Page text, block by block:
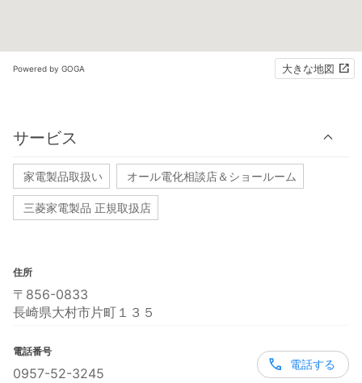
Powered by GOGA 大きな地図
サービス
家電製品取扱い オール電化相談店＆ショールーム
三菱家電製品 正規取扱店
住所
〒856-0833
長崎県大村市片町１３５
電話番号
0957-52-3245
電話する